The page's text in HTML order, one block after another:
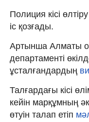
Полиция кісі
іс қозғады.
Артынша Алматы
департаменті
ұсталғандардың
Талғардағы кісі
кейін марқұмның
өтуін талап етіп